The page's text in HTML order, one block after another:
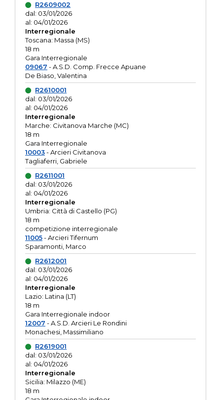
R2609002
dal: 03/01/2026
al: 04/01/2026
Interregionale
Toscana: Massa (MS)
18 m
Gara Interregionale
09067 - A.S.D. Comp. Frecce Apuane
De Biaso, Valentina
R2610001
dal: 03/01/2026
al: 04/01/2026
Interregionale
Marche: Civitanova Marche (MC)
18 m
Gara Interregionale
10003- Arcieri Civitanova
Tagliaferri, Gabriele
R2611001
dal: 03/01/2026
al: 04/01/2026
Interregionale
Umbria: Città di Castello (PG)
18 m
competizione interregionale
11005- Arcieri Tifernum
Sparamonti, Marco
R2612001
dal: 03/01/2026
al: 04/01/2026
Interregionale
Lazio: Latina (LT)
18 m
Gara Interregionale indoor
12007 - A.S.D. Arcieri Le Rondini
Monachesi, Massimiliano
R2619001
dal: 03/01/2026
al: 04/01/2026
Interregionale
Sicilia: Milazzo (ME)
18 m